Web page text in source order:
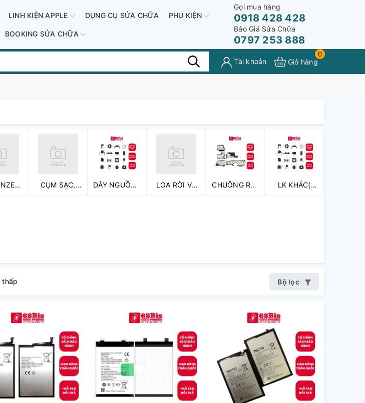
LINH KIỆN APPLE DỤNG CỤ SỬA CHỮA PHỤ KIỆN
BOOKING SỬA CHỮA
Gọi mua hàng
0918 428 428
Báo Giá Sửa Chữa
0797 253 888
Tài khoản
0
Giỏ hàng
CỤM SẠC,
DÂY NGUỒN ,
LOA RỜI VÀ
CHUÔNG RỜI
LK KHÁC(
thấp Bộ lọc